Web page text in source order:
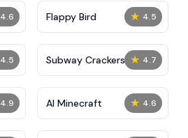
4.6 ★ 4.5
Flappy Bird
4.5 ★ 4.7
Subway Crackers
4.9 ★ 4.6
AI Minecraft